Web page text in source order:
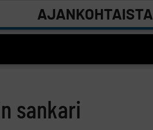
AJANKOHTAISTA
sankari